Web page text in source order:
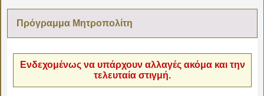
Πρόγραμμα Μητροπολίτη
Ενδεχομένως να υπάρχουν αλλαγές ακόμα και την
τελευταία στιγμή.